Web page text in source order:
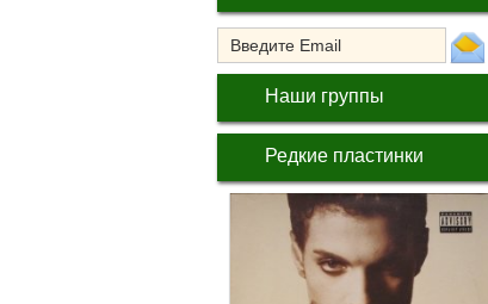
Наши группы
Редкие пластинки